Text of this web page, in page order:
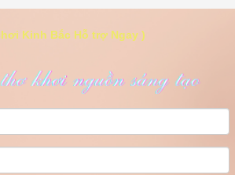
Kinh Bắc Hỗ trợ Ngay )